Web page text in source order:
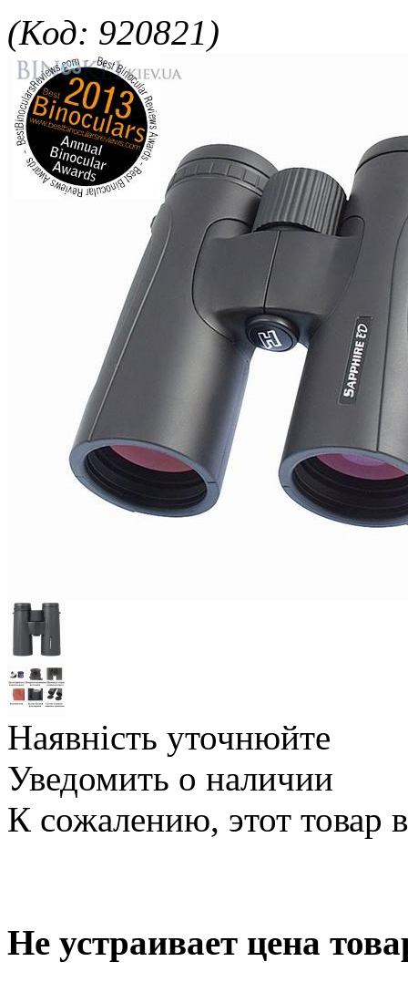
(Код: 920821)
Наявність уточнюйте
Уведомить о наличии
К сожалению, этот товар
Не устраивает цена